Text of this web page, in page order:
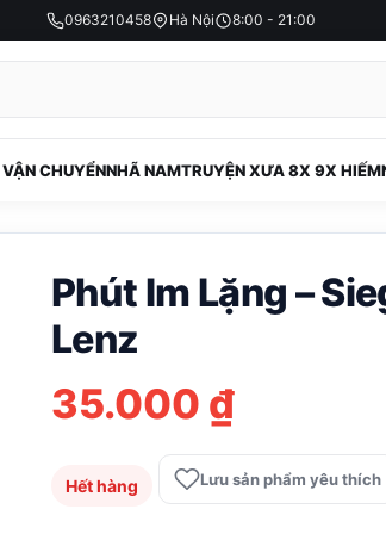
0963210458 Hà Nội 8:00 - 21:00
CHUYỂNNHÃ NAMTRUYỆN XƯA 8X 9X HIẾM
Phút Im Lặng –
Lenz
35.000 ₫
Hết hàng Lưu sản phẩm yêu thích